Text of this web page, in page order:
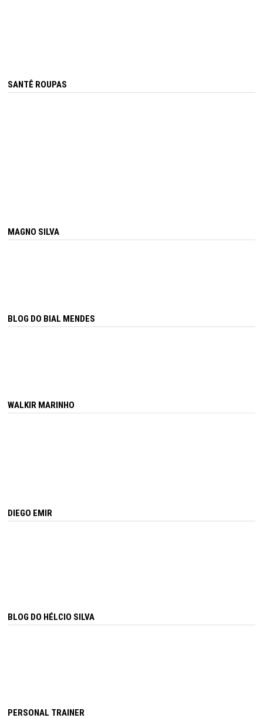
SANTÊ ROUPAS
MAGNO SILVA
BLOG DO BIAL MENDES
WALKIR MARINHO
DIEGO EMIR
BLOG DO HÉLCIO SILVA
PERSONAL TRAINER